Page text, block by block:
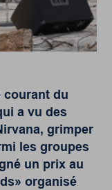
courant du
a vu des
grimper
les groupes
un prix au
organisé